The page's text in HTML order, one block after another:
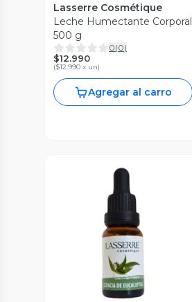
Lasserre Cosmétique
Leche Humectante Corporal
500 g
0(0)
$12.990
($12.990 x un)
Agregar al carro
Vista Previa